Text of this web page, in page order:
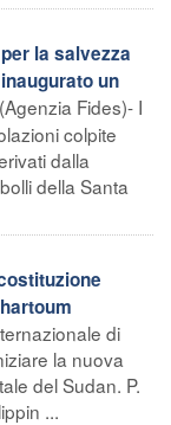
la salvezza
un
Fides)- I
colpite
dalla
della Santa
di
la nuova
del Sudan. P.
...